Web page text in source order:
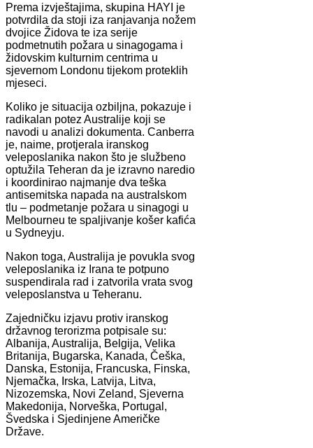
Prema izvještajima, skupina HAYI je
potvrdila da stoji iza ranjavanja nožem
dvojice Židova te iza serije
podmetnutih požara u sinagogama i
židovskim kulturnim centrima u
sjevernom Londonu tijekom proteklih
mjeseci.
Koliko je situacija ozbiljna, pokazuje i
radikalan potez Australije koji se
navodi u analizi dokumenta. Canberra
je, naime, protjerala iranskog
veleposlanika nakon što je službeno
optužila Teheran da je izravno naredio
i koordinirao najmanje dva teška
antisemitska napada na australskom
tlu – podmetanje požara u sinagogi u
Melbourneu te spaljivanje košer kafića
u Sydneyju.
Nakon toga, Australija je povukla svog
veleposlanika iz Irana te potpuno
suspendirala rad i zatvorila vrata svog
veleposlanstva u Teheranu.
Zajedničku izjavu protiv iranskog
državnog terorizma potpisale su:
Albanija, Australija, Belgija, Velika
Britanija, Bugarska, Kanada, Češka,
Danska, Estonija, Francuska, Finska,
Njemačka, Irska, Latvija, Litva,
Nizozemska, Novi Zeland, Sjeverna
Makedonija, Norveška, Portugal,
Švedska i Sjedinjene Američke
Države.